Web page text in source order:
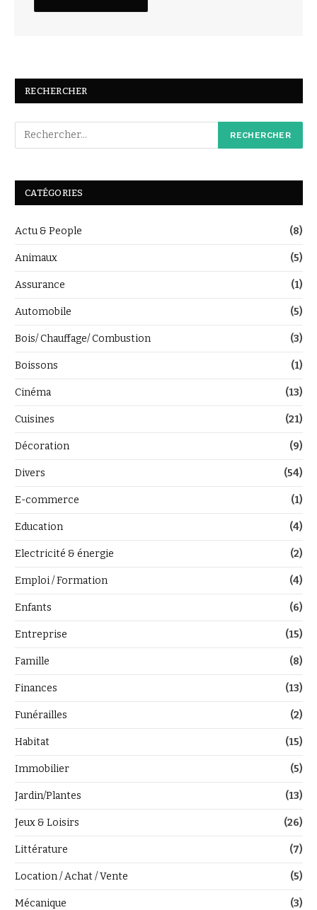
RECHERCHER
CATÉGORIES
Actu & People (8)
Animaux (5)
Assurance (1)
Automobile (5)
Bois/ Chauffage/ Combustion (3)
Boissons (1)
Cinéma (13)
Cuisines (21)
Décoration (9)
Divers (54)
E-commerce (1)
Education (4)
Electricité & énergie (2)
Emploi / Formation (4)
Enfants (6)
Entreprise (15)
Famille (8)
Finances (13)
Funérailles (2)
Habitat (15)
Immobilier (5)
Jardin/Plantes (13)
Jeux & Loisirs (26)
Littérature (7)
Location / Achat / Vente (5)
Mécanique (3)